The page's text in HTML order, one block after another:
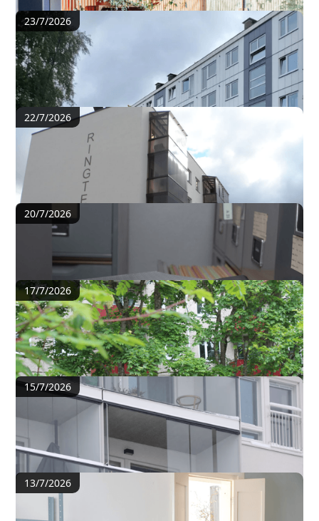
23/7/2026
Riigikohtu lahendi põhjal: milliseid vigu peaks
korteriühistu ehituslepingute puhul vältima?
22/7/2026
Renoveerimist ei tohiks vaadata ainult kui
ilusama maja tegemist
20/7/2026
Raamatupidaja vastab
17/7/2026
Arvamus: Kortermajade renoveerimine vajab
realistlikku plaani, mitte utoopilisi eesmärke
15/7/2026
Traagilised rõduõnnetused Soomes: kas Eestis
on põhjust muretsemiseks?
13/7/2026
Kui korter muutub suvel kuumaks: lihtsad